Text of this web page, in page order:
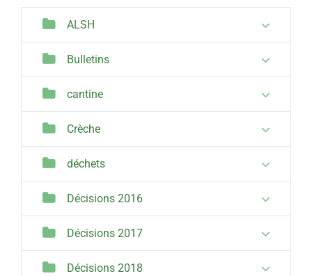
ALSH
Bulletins
cantine
Crèche
déchets
Décisions 2016
Décisions 2017
Décisions 2018